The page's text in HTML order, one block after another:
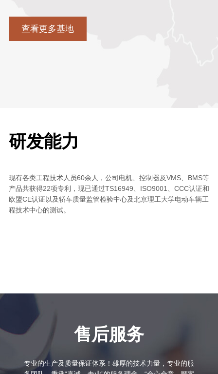
查看更多基地
研发能力
现有各类工程技术人员60余人，公司电机、控制器及VMS、BMS等
产品共获得22项专利，现已通过TS16949、ISO9001、CCC认证和
欧盟CE认证以及轿车质量监管检验中心及北京理工大学电动车辆工
程技术中心的测试。
售后服务
专业的生产及质量保证体系！雄厚的技术力量，专业的服